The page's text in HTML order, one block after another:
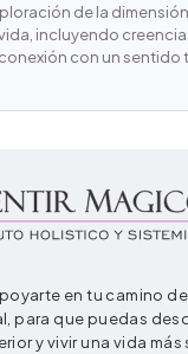
de crecimiento y
que abarca el
la
en tu camino
para que puedas
y vivir una vida